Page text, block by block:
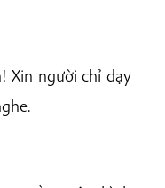
Xin người chỉ dạy